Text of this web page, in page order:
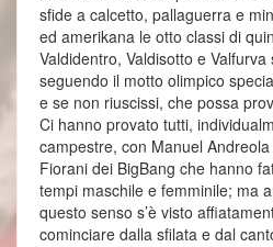
sfide a calcetto, pallaguerra e
ed amerikana le otto classi di
Valdidentro, Valdisotto e
seguendo il motto olimpico
e se non riuscissi, che possa
Ci hanno provato tutti,
campestre, con Manuel
Fiorani dei BigBang che hanno
tempi maschile e femminile; ma
questo senso s’è visto
cominciare dalla sfilata e dal